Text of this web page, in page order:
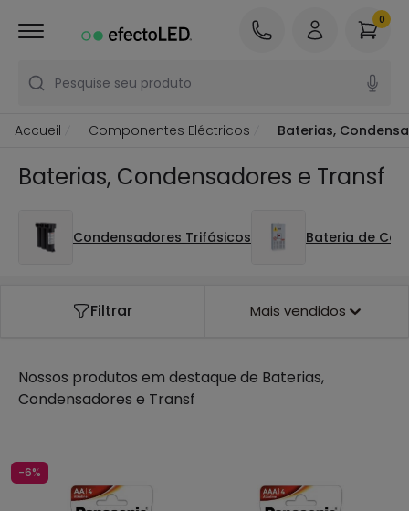
Pesquise seu produto
0
Accueil Componentes Eléctricos Baterias,
Baterias, Condensadores e Transf
Condensadores Trifásicos Bateria de
Filtrar Mais vendidos
Nossos produtos em destaque de Baterias,
Condensadores e Transf
-6%